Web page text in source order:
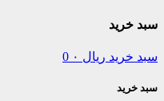
سبد خرید
سبد خرید ریال 0
سبد خرید